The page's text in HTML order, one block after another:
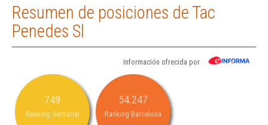
Resumen de posiciones de Tac
Penedes Sl
Información ofrecida por
749
Ranking Sectorial
54.247
Ranking Barcelona